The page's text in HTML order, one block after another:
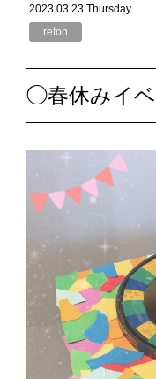
2023.03.23 Thursday
reton
◯春休みイ